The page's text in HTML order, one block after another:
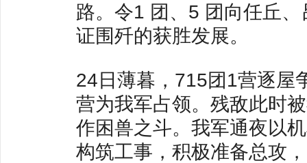
路。令1 团、5 团向任丘
证围歼的获胜发展。
24日薄暮，715团1营逐屋
营为我军占领。残敌此时
作困兽之斗。我军通夜以
构筑工事，积极准备总攻